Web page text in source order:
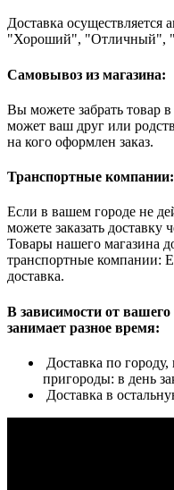
Доставка осуществляется
"Хороший", "Отличный",
Самовывоз из магазина:
Вы можете забрать товар
может ваш друг или
на кого оформлен заказ.
Транспортные компании:
Если в вашем городе не
можете заказать
Товары нашего магазина
транспортные компании:
доставка.
В зависимости от
занимает разное время:
Доставка по
пригороды: в день
Доставка в